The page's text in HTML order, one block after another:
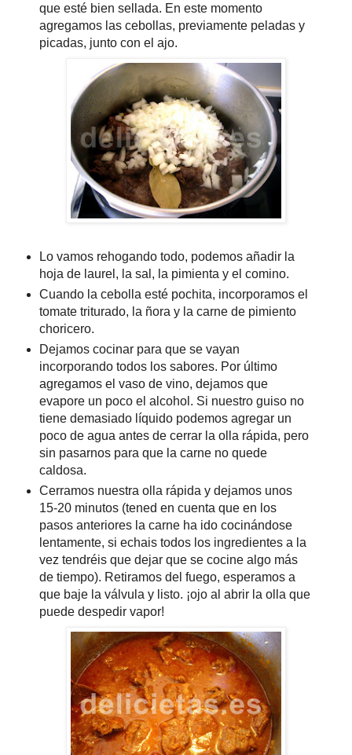
que esté bien sellada. En este momento
agregamos las cebollas, previamente peladas y
picadas, junto con el ajo.
Lo vamos rehogando todo, podemos añadir la
hoja de laurel, la sal, la pimienta y el comino.
Cuando la cebolla esté pochita, incorporamos el
tomate triturado, la ñora y la carne de pimiento
choricero.
Dejamos cocinar para que se vayan
incorporando todos los sabores. Por último
agregamos el vaso de vino, dejamos que
evapore un poco el alcohol. Si nuestro guiso no
tiene demasiado líquido podemos agregar un
poco de agua antes de cerrar la olla rápida, pero
sin pasarnos para que la carne no quede
caldosa.
Cerramos nuestra olla rápida y dejamos unos
15-20 minutos (tened en cuenta que en los
pasos anteriores la carne ha ido cocinándose
lentamente, si echais todos los ingredientes a la
vez tendréis que dejar que se cocine algo más
de tiempo). Retiramos del fuego, esperamos a
que baje la válvula y listo. ¡ojo al abrir la olla que
puede despedir vapor!